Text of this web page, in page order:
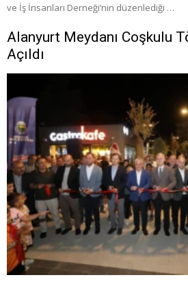
ve İş İnsanları Derneği’nin düzenlediği …
Alanyurt Meydanı Coşkulu
Açıldı